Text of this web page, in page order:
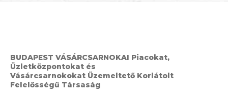
BUDAPEST VÁSÁRCSARNOKAI Piacokat,
Üzletközpontokat és
Vásárcsarnokokat Üzemeltető Korlátolt
Felelősségű Társaság